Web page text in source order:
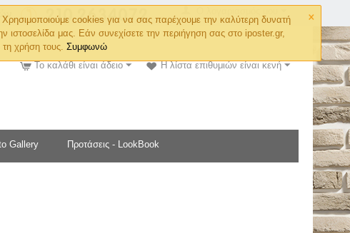
×
Χρησιμοποιούμε cookies για να σας παρέχουμε την καλύτερη δυνατή
ιστοσελίδα μας. Εάν συνεχίσετε την περιήγηση σας στο iposter.gr,
τη χρήση τους.Συμφωνώ
Η λίστα επιθυμιών είναι κενή
Το καλάθι είναι άδειο
Gallery Προτάσεις - LookBook